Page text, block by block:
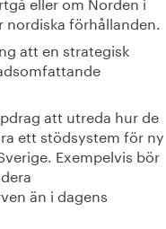
nordiska förhållanden.
att en strategisk
att utreda hur de
ett stödsystem för ny
Exempelvis bör
än i dagens